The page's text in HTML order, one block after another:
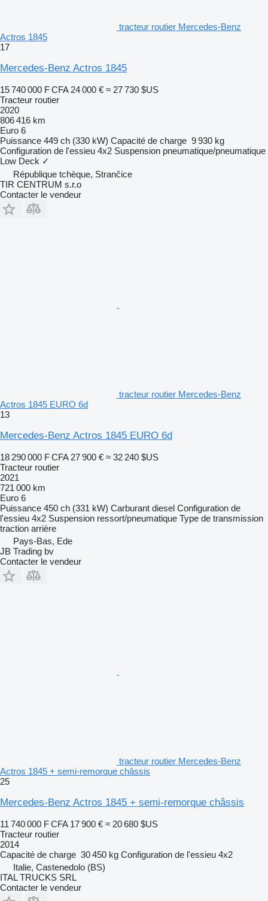
tracteur routier Mercedes-Benz
Actros 1845
17
Mercedes-Benz Actros 1845
15 740 000 F CFA 24 000 € ≈ 27 730 $US
Tracteur routier
2020
806 416 km
Euro 6
Puissance 449 ch (330 kW) Capacité de charge 9 930 kg
Configuration de l'essieu 4x2 Suspension pneumatique/pneumatique
Low Deck ✓
République tchèque, Strančice
TIR CENTRUM s.r.o
Contacter le vendeur
tracteur routier Mercedes-Benz
Actros 1845 EURO 6d
13
Mercedes-Benz Actros 1845 EURO 6d
18 290 000 F CFA 27 900 € ≈ 32 240 $US
Tracteur routier
2021
721 000 km
Euro 6
Puissance 450 ch (331 kW) Carburant diesel Configuration de
l'essieu 4x2 Suspension ressort/pneumatique Type de transmission
traction arrière
Pays-Bas, Ede
JB Trading bv
Contacter le vendeur
tracteur routier Mercedes-Benz
Actros 1845 + semi-remorque châssis
25
Mercedes-Benz Actros 1845 + semi-remorque châssis
11 740 000 F CFA 17 900 € ≈ 20 680 $US
Tracteur routier
2014
Capacité de charge 30 450 kg Configuration de l'essieu 4x2
Italie, Castenedolo (BS)
ITAL TRUCKS SRL
Contacter le vendeur